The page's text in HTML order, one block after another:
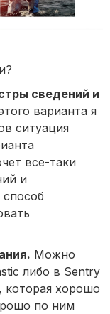
сведений и
варианта я
ситуация
все-таки
и
Можно
либо в Sentry
которая хорошо
по ним